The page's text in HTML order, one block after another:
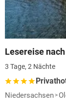
Lesereise
3 Tage, 2 Nächte
Niedersachsen